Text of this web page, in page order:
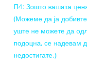
П4: Зошто вашата
(Можеме да ја
уште не можете да
подоцна, се надевам
недостигате.)